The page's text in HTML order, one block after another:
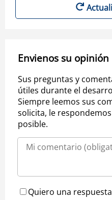
Envienos su opinión
Sus preguntas y
útiles durante el
Siempre leemos sus
solicita, le
posible.
Quiero una